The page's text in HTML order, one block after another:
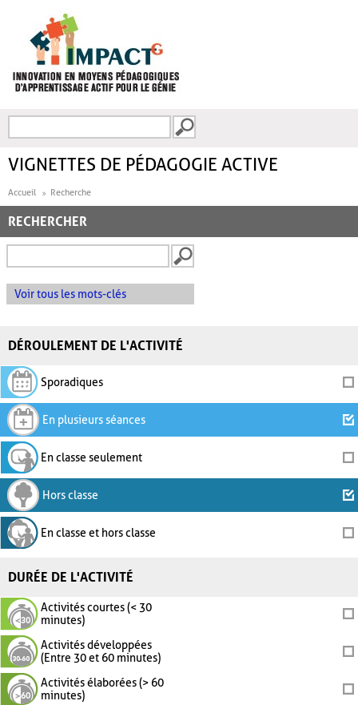
FORMULAIRE DE
VIGNETTES DE PÉDAGOGIE ACTIVE
Accueil Recherche
RECHERCHER
Voir tous les mots-clés
DÉROULEMENT DE L'ACTIVITÉ
Sporadiques
En plusieurs séances
En classe seulement
Hors classe
En classe et hors classe
DURÉE DE L'ACTIVITÉ
Activités courtes (< 30
minutes)
Activités développées
(Entre 30 et 60 minutes)
Activités élaborées (> 60
minutes)